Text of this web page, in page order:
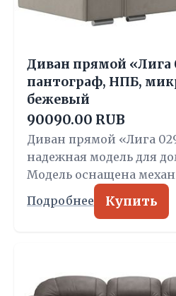
Диван прямой «Лига
пантограф, НПБ,
бежевый
90090.00 RUB
Диван прямой «Лига
надежная модель для
Модель оснащена
Подробнее Купить